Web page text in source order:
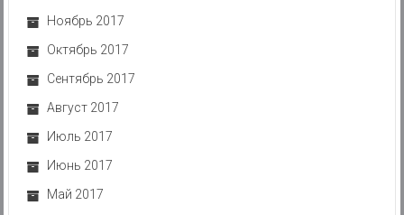
Ноябрь 2017
Октябрь 2017
Сентябрь 2017
Август 2017
Июль 2017
Июнь 2017
Май 2017